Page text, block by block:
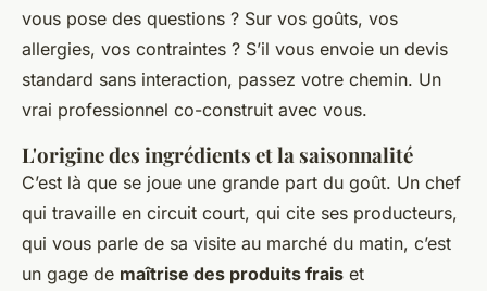
vous pose des questions ? Sur vos goûts, vos
allergies, vos contraintes ? S’il vous envoie un devis
standard sans interaction, passez votre chemin. Un
vrai professionnel co-construit avec vous.
L'origine des ingrédients et la saisonnalité
C’est là que se joue une grande part du goût. Un chef
qui travaille en circuit court, qui cite ses producteurs,
qui vous parle de sa visite au marché du matin, c’est
un gage de maîtrise des produits frais et